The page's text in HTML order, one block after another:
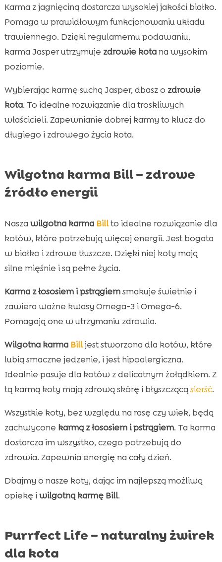
Karma z jagnięciną dostarcza wysokiej jakości białko.
Pomaga w prawidłowym funkcjonowaniu układu
trawiennego. Dzięki regularnemu podawaniu,
karma Jasper utrzymuje zdrowie kotana wysokim
poziomie.
Wybierając karmę suchą Jasper, dbasz o zdrowie
kota. To idealne rozwiązanie dla troskliwych
właścicieli. Zapewnianie dobrej karmy to klucz do
długiego i zdrowego życia kota.
Wilgotna karma Bill – zdrowe
źródło energii
Nasza wilgotna karma Billto idealne rozwiązanie dla
kotów, które potrzebują więcej energii. Jest bogata
w białko i zdrowe tłuszcze. Dzięki niej koty mają
silne mięśnie i są pełne życia.
Karma z łososiem i pstrągiemsmakuje świetnie i
zawiera ważne kwasy Omega-3 i Omega-6.
Pomagają one w utrzymaniu zdrowia.
Wilgotna karma Billjest stworzona dla kotów, które
lubią smaczne jedzenie, i jest hipoalergiczna.
Idealnie pasuje dla kotów z delicatnym żołądkiem. Z
tą karmą koty mają zdrową skórę i błyszczącą sierść.
Wszystkie koty, bez względu na rasę czy wiek, będą
zachwycone karmą z łososiem i pstrągiem. Ta karma
dostarcza im wszystko, czego potrzebują do
zdrowia. Zapewnia energię na cały dzień.
Dbajmy o nasze koty, dając im najlepszą możliwą
opiekę iwilgotną karmę Bill.
Purrfect Life – naturalny żwirek
dla kota